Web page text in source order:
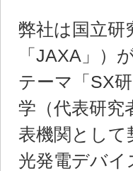
弊社は国立研
「JAXA」）
テーマ「SX
学（代表研究
表機関として
光発電デバイ